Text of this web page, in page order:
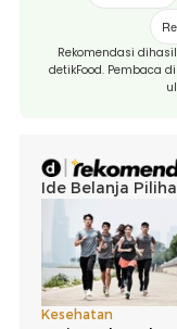
Rekomendasi
detikFood. Pembaca